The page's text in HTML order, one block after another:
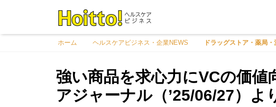
ホーム ヘルスケアビジネス・企業NEWS ドラッグストア・薬局
強い商品を求心力にVCの価値
アジャーナル（’25/06/27）よ